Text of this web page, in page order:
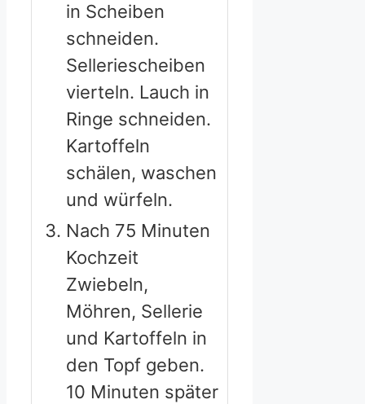
in Scheiben
schneiden.
Selleriescheiben
vierteln. Lauch in
Ringe schneiden.
Kartoffeln
schälen, waschen
und würfeln.
Nach 75 Minuten
Kochzeit
Zwiebeln,
Möhren, Sellerie
und Kartoffeln in
den Topf geben.
10 Minuten später